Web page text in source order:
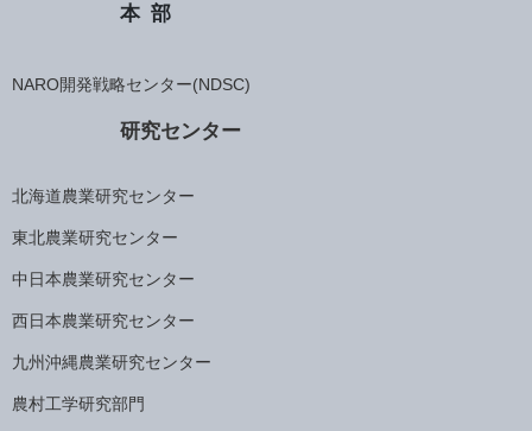
本部
NARO開発戦略センター(NDSC)
研究センター
北海道農業研究センター
東北農業研究センター
中日本農業研究センター
西日本農業研究センター
九州沖縄農業研究センター
農村工学研究部門